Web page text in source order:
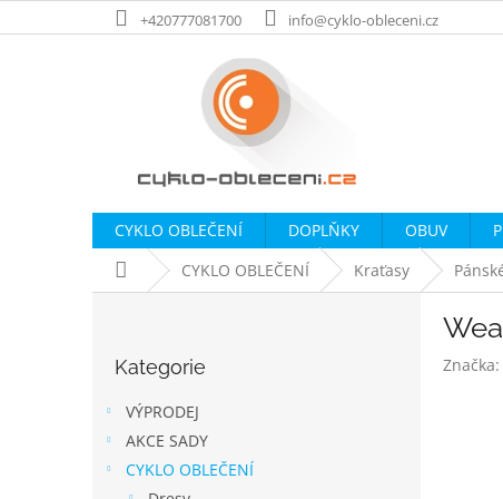
na
+420777081700 info@cyklo-obleceni.cz
CYKLO OBLEČENÍ DOPLŇKY OBUV
Domů CYKLO OBLEČENÍ Kraťasy
kategorie
Kategorie
VÝPRODEJ
AKCE SADY
CYKLO OBLEČENÍ
Značka: